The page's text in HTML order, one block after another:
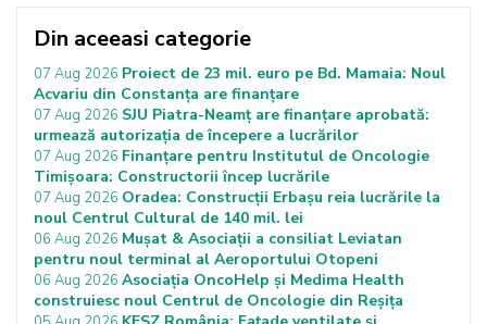
Din aceeasi categorie
07 Aug 2026 Proiect de 23 mil. euro pe Bd. Mamaia: Noul
Acvariu din Constanța are finanțare
07 Aug 2026 SJU Piatra-Neamț are finanțare aprobată:
urmează autorizația de începere a lucrărilor
07 Aug 2026 Finanțare pentru Institutul de Oncologie
Timișoara: Constructorii încep lucrările
07 Aug 2026 Oradea: Construcții Erbașu reia lucrările la
noul Centrul Cultural de 140 mil. lei
06 Aug 2026 Mușat & Asociații a consiliat Leviatan
pentru noul terminal al Aeroportului Otopeni
06 Aug 2026 Asociația OncoHelp și Medima Health
construiesc noul Centrul de Oncologie din Reșița